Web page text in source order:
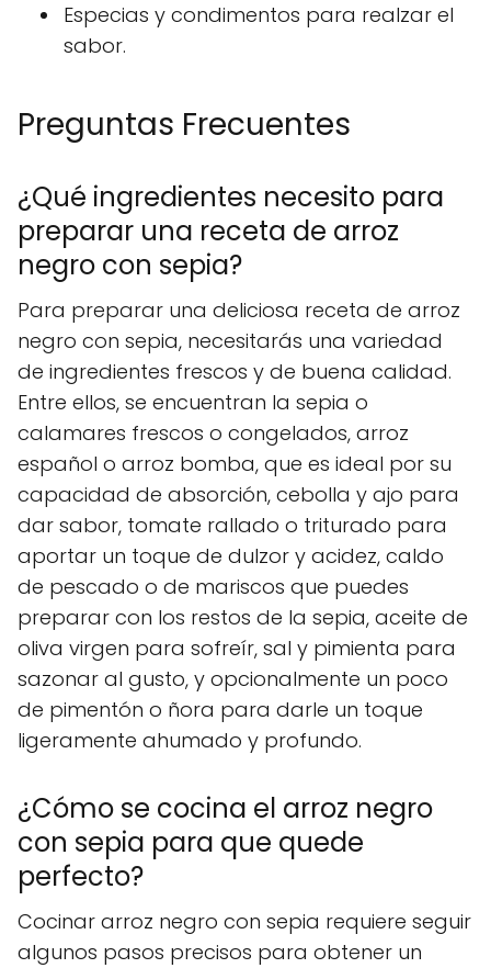
Especias y condimentos para realzar el
sabor.
Preguntas Frecuentes
¿Qué ingredientes necesito para
preparar una receta de arroz
negro con sepia?
Para preparar una deliciosa receta de arroz
negro con sepia, necesitarás una variedad
de ingredientes frescos y de buena calidad.
Entre ellos, se encuentran la sepia o
calamares frescos o congelados, arroz
español o arroz bomba, que es ideal por su
capacidad de absorción, cebolla y ajo para
dar sabor, tomate rallado o triturado para
aportar un toque de dulzor y acidez, caldo
de pescado o de mariscos que puedes
preparar con los restos de la sepia, aceite de
oliva virgen para sofreír, sal y pimienta para
sazonar al gusto, y opcionalmente un poco
de pimentón o ñora para darle un toque
ligeramente ahumado y profundo.
¿Cómo se cocina el arroz negro
con sepia para que quede
perfecto?
Cocinar arroz negro con sepia requiere seguir
algunos pasos precisos para obtener un